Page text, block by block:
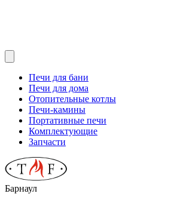
Печи для бани
Печи для дома
Отопительные котлы
Печи-камины
Портативные печи
Комплектующие
Запчасти
Барнаул